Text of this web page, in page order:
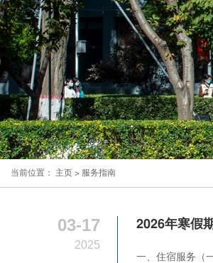
当前位置： 主页 > 服务指南
03-17
2025
2026年寒假
一、住宿服务（